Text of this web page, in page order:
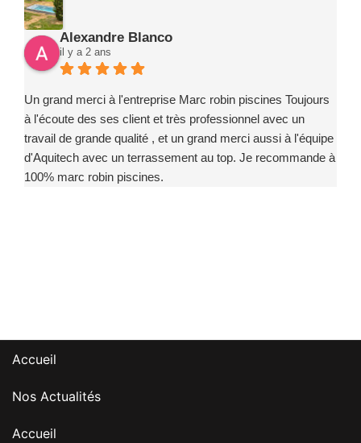
Alexandre Blanco
il y a 2 ans
Un grand merci à l'entreprise Marc robin piscines Toujours
à l'écoute des ses client et très professionnel avec un
travail de grande qualité , et un grand merci aussi à l'équipe
d'Aquitech avec un terrassement au top. Je recommande à
100% marc robin piscines.
Accueil
Nos Actualités
Accueil